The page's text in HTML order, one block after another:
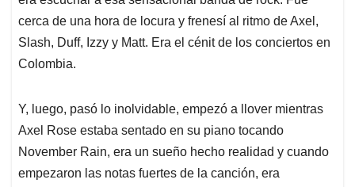
cerca de una hora de locura y frenesí al ritmo de Axel,
Slash, Duff, Izzy y Matt. Era el cénit de los conciertos en
Colombia.
Y, luego, pasó lo inolvidable, empezó a llover mientras
Axel Rose estaba sentado en su piano tocando
November Rain, era un sueño hecho realidad y cuando
empezaron las notas fuertes de la canción, era